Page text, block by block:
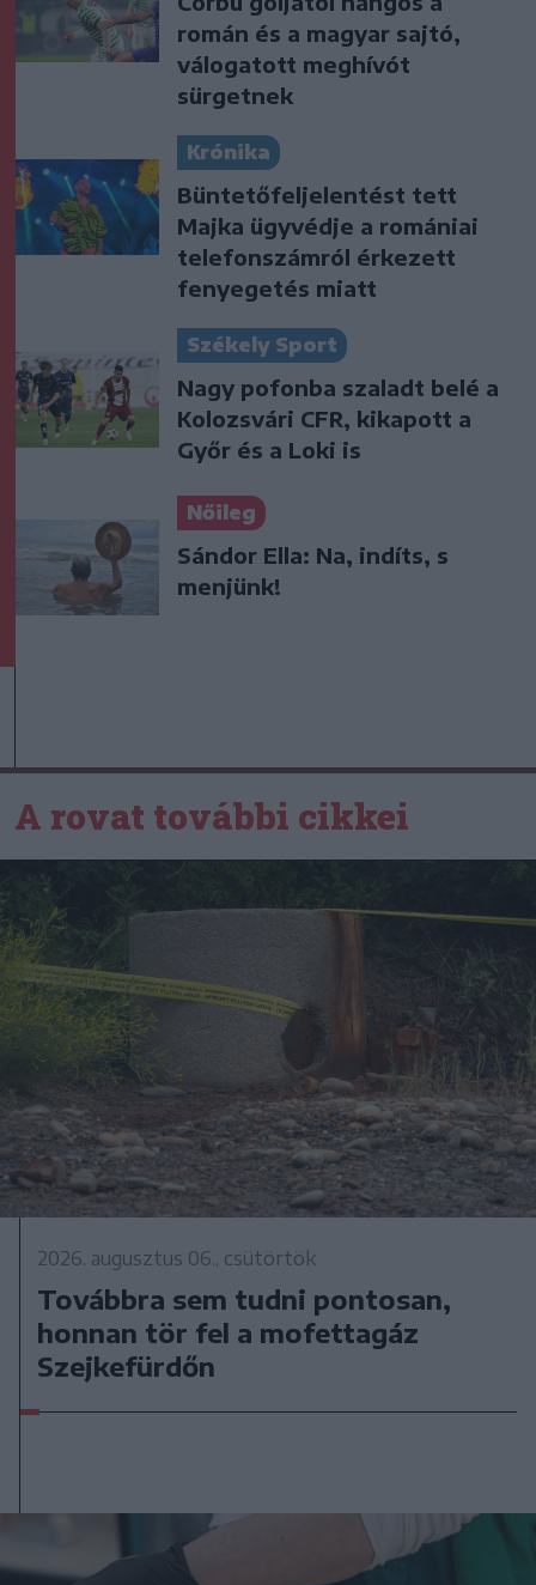
román és a magyar sajtó,
válogatott meghívót
sürgetnek
Krónika
Büntetőfeljelentést tett
Majka ügyvédje a romániai
telefonszámról érkezett
fenyegetés miatt
Székely Sport
Nagy pofonba szaladt belé a
Kolozsvári CFR, kikapott a
Győr és a Loki is
Nőileg
Sándor Ella: Na, indíts, s
menjünk!
A rovat további cikkei
2026. augusztus 06., csütörtök
Továbbra sem tudni pontosan,
honnan tör fel a mofettagáz
Szejkefürdőn